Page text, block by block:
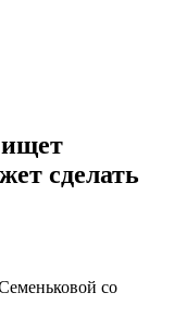
сделать
со